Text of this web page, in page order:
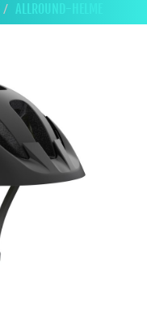
ALLROUND-HELME